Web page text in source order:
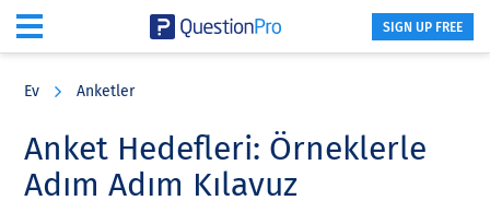
content
sidebar
SIGN UP FREE
Ev Anketler
Anket Hedefleri: Örneklerle
Adım Adım Kılavuz